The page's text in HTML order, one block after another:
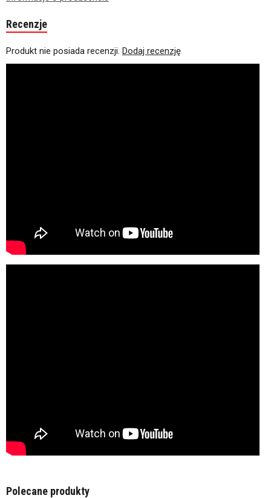
Recenzje
Produkt nie posiada recenzji. Dodaj recenzję
Polecane produkty